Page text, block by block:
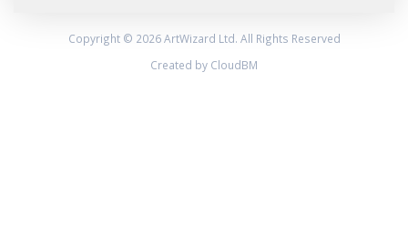
Copyright © 2026 ArtWizard Ltd. All Rights Reserved
Created by CloudBM